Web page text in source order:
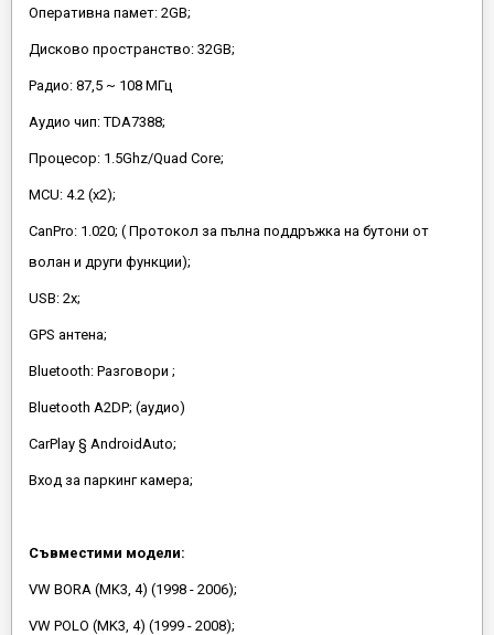
Оперативна памет: 2GB;
Дисково пространство: 32GB;
Радио: 87,5 ~ 108 МГц
Аудио чип: TDA7388;
Процесор: 1.5Ghz/Quad Core;
MCU: 4.2 (x2);
CanPro: 1.020; ( Протокол за пълна поддръжка на бутони от
волан и други функции);
USB: 2x;
GPS антена;
Bluetooth: Разговори ;
Bluetooth A2DP; (аудио)
CarPlay § AndroidAuto;
Вход за паркинг камера;
Съвместими модели:
VW BORA (MK3, 4) (1998 - 2006);
VW POLO (MK3, 4) (1999 - 2008);